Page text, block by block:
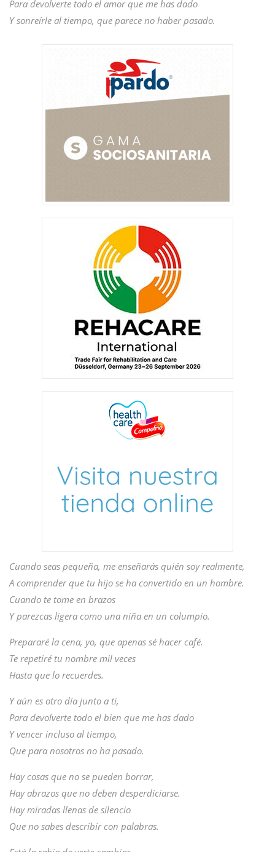
Para devolverte todo el amor que me has dado
Y sonreírle al tiempo, que parece no haber pasado.
Cuando seas pequeña, me enseñarás quién soy realmente,
A comprender que tu hijo se ha convertido en un hombre.
Cuando te tome en brazos
Y parezcas ligera como una niña en un columpio.
Prepararé la cena, yo, que apenas sé hacer café.
Te repetiré tu nombre mil veces
Hasta que lo recuerdes.
Y aún es otro día junto a ti,
Para devolverte todo el bien que me has dado
Y vencer incluso al tiempo,
Que para nosotros no ha pasado.
Hay cosas que no se pueden borrar,
Hay abrazos que no deben desperdiciarse.
Hay miradas llenas de silencio
Que no sabes describir con palabras.